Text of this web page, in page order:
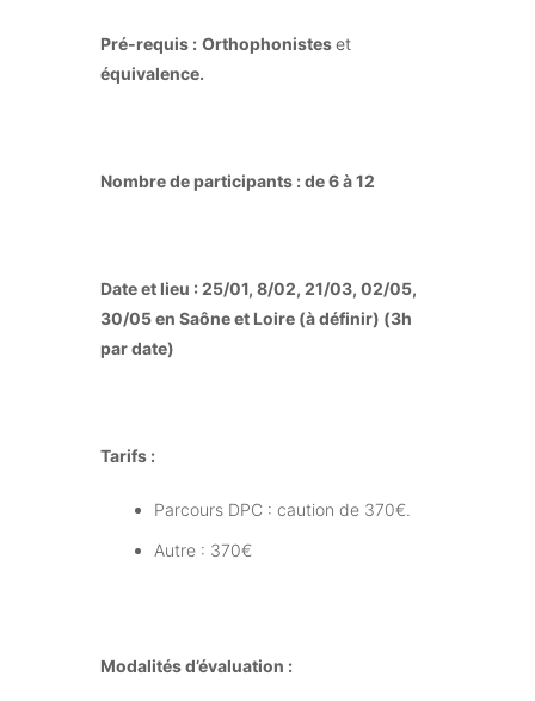
Pré-requis : Orthophonisteset
équivalence.
Nombre de participants :de 6 à 12
Date et lieu :25/01, 8/02, 21/03, 02/05,
30/05 en Saône et Loire (à définir) (3h
par date)
Tarifs :
Parcours DPC : caution de 370€.
Autre : 370€
Modalités d’évaluation :